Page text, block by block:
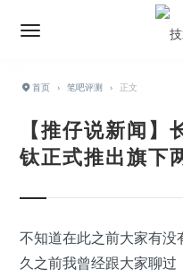
首页 › 笔吧评测 › 正文
【推仔说新闻
钛正式推出旗下
不知道在此之前大家有没
久之前我曾经跟大家聊